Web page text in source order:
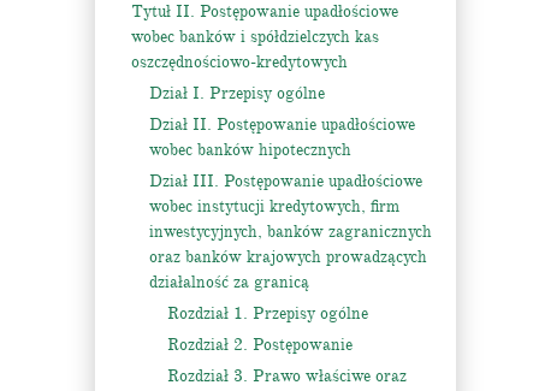
Tytuł II. Postępowanie upadłościowe
wobec banków i spółdzielczych kas
oszczędnościowo-kredytowych
Dział I. Przepisy ogólne
Dział II. Postępowanie upadłościowe
wobec banków hipotecznych
Dział III. Postępowanie upadłościowe
wobec instytucji kredytowych, firm
inwestycyjnych, banków zagranicznych
oraz banków krajowych prowadzących
działalność za granicą
Rozdział 1. Przepisy ogólne
Rozdział 2. Postępowanie
Rozdział 3. Prawo właściwe oraz